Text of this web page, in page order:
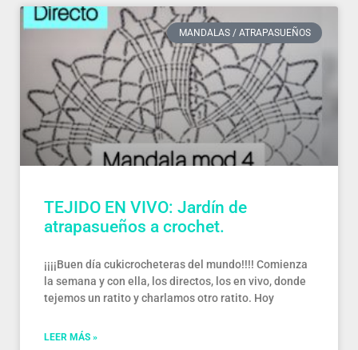
MANDALAS / ATRAPASUEÑOS
TEJIDO EN VIVO: Jardín de
atrapasueños a crochet.
¡¡¡¡Buen día cukicrocheteras del mundo!!!! Comienza
la semana y con ella, los directos, los en vivo, donde
tejemos un ratito y charlamos otro ratito. Hoy
LEER MÁS »